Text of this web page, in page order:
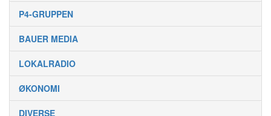
P4-GRUPPEN
BAUER MEDIA
LOKALRADIO
ØKONOMI
DIVERSE